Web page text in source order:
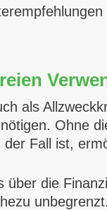
als
Ohne
Fall ist,
über die